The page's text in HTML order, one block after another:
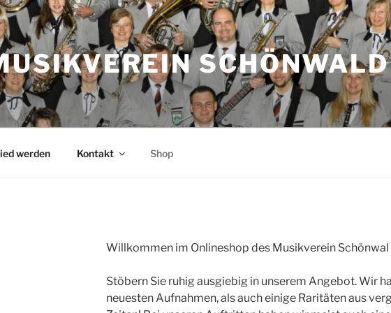
SCHÖNWALD
werden Kontakt Shop
Willkommen im Onlineshop des Musikverein Schönwal
Stöbern Sie ruhig ausgiebig in unserem Angebot. Wir
neuesten Aufnahmen, als auch einige Raritäten aus